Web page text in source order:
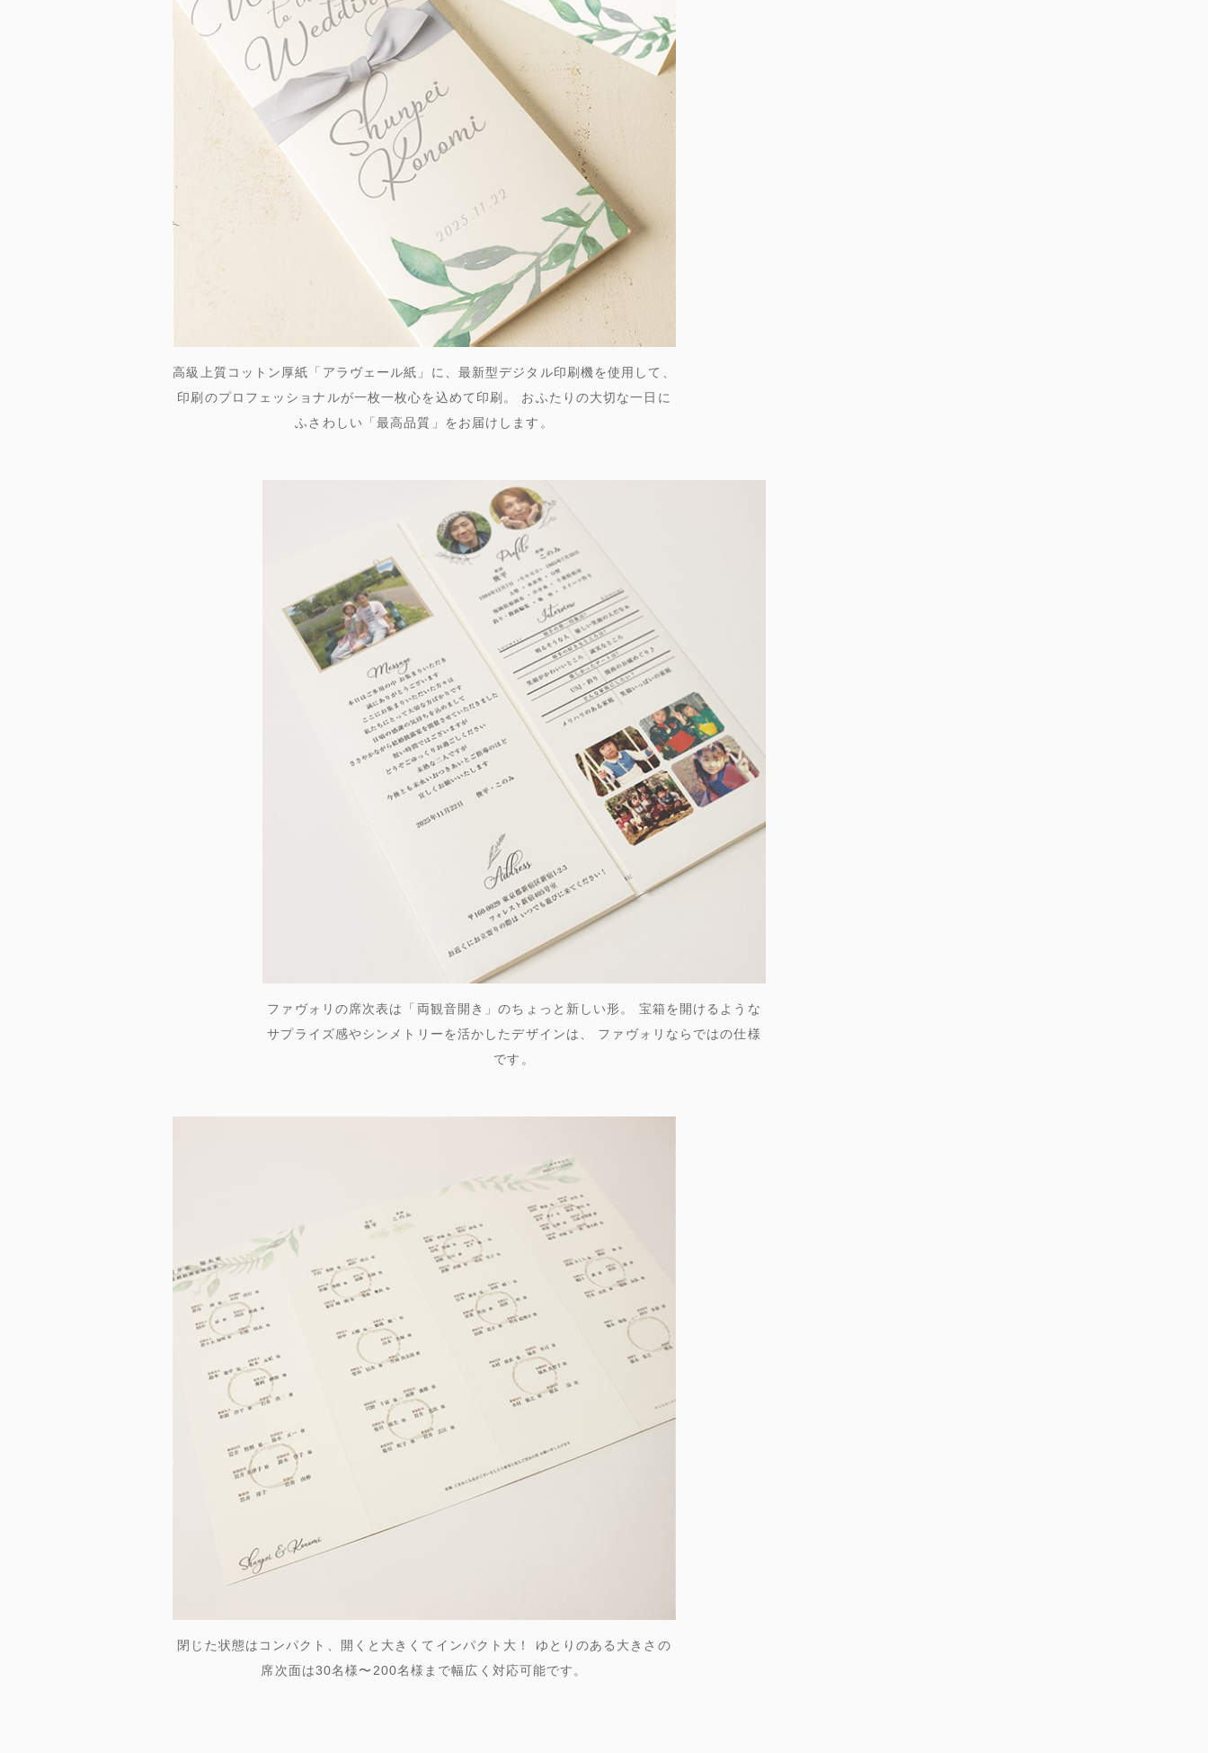
高級上質コットン厚紙「アラヴェール紙」に、最新型デジタル印刷機を使用して、
印刷のプロフェッショナルが一枚一枚心を込めて印刷。 おふたりの大切な一日に
ふさわしい「最高品質」をお届けします。
ファヴォリの席次表は「両観音開き」のちょっと新しい形。 宝箱を開けるような
サプライズ感やシンメトリーを活かしたデザインは、 ファヴォリならではの仕様
です。
閉じた状態はコンパクト、開くと大きくてインパクト大！ ゆとりのある大きさの
席次面は30名様〜200名様まで幅広く対応可能です。